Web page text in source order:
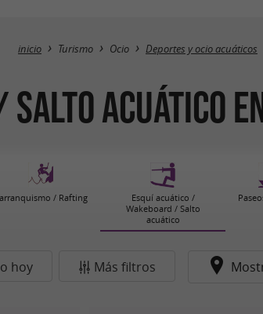
inicio Turismo Ocio Deportes y ocio acuáticos
acuático
/ Rafting
Esquí acuático /
Wakeboard / Salto
acuático
hoy Más filtros